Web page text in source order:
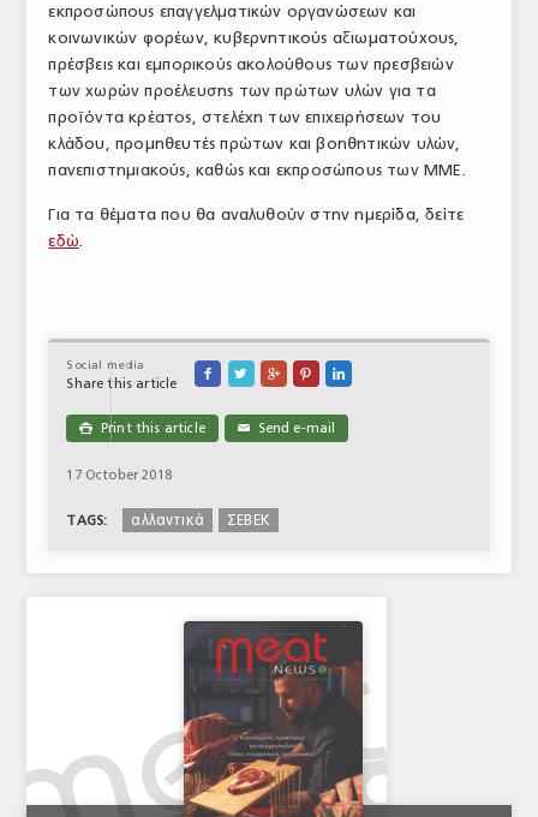
ΑΡΧΕΙΟ ΤΕΥΧΩΝ
ΣΥΝΕΔΡΙΟ ΚΡΕΑΤΟΣ
εκπροσώπους επαγγελματικών οργανώσεων και
κοινωνικών φορέων, κυβερνητικούς αξιωματούχους,
πρέσβεις και εμπορικούς ακολούθους των πρεσβειών
των χωρών προέλευσης των πρώτων υλών για τα
προϊόντα κρέατος, στελέχη των επιχειρήσεων του
κλάδου, προμηθευτές πρώτων και βοηθητικών υλών,
πανεπιστημιακούς, καθώς και εκπροσώπους των ΜΜΕ.
Για τα θέματα που θα αναλυθούν στην ημερίδα, δείτε
εδώ.
Social media
Share this article
    
 Print this article ✉ Send e-mail
17 October 2018
TAGS: αλλαντικά ΣΕΒΕΚ